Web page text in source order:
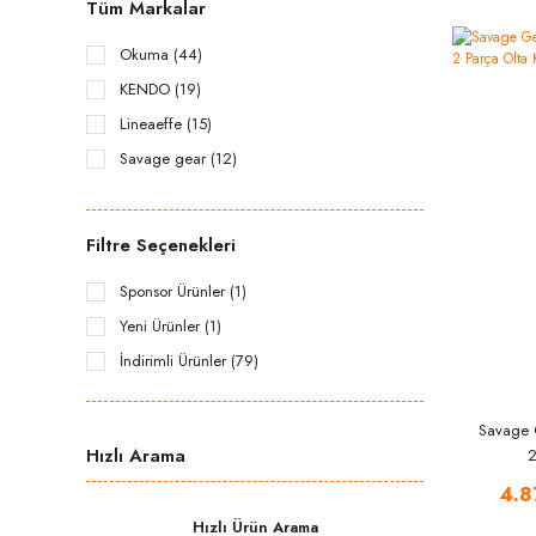
Tüm Markalar
Okuma (44)
KENDO (19)
Lineaeffe (15)
Savage gear (12)
RONTHOMPSON (2)
Filtre Seçenekleri
Sponsor Ürünler (1)
Yeni Ürünler (1)
İndirimli Ürünler (79)
Hızlı Arama
Hızlı Ürün Arama